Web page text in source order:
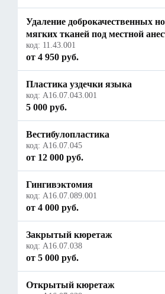
Удаление доброкачественных
мягких тканей под местной
код: 11.43.001
от 4 950 руб.
Пластика уздечки языка
код: А16.07.043.001
5 000 руб.
Вестибулопластика
код: A16.07.045
от 12 000 руб.
Гингивэктомия
код: A16.07.089.001
от 4 000 руб.
Закрытый кюретаж
код: A16.07.038
от 5 000 руб.
Открытый кюретаж